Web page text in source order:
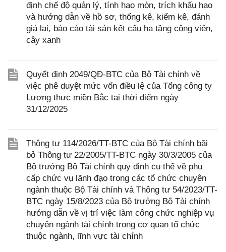
định chế độ quản lý, tính hao mòn, trích khấu hao
và hướng dẫn về hồ sơ, thống kê, kiểm kê, đánh
giá lại, báo cáo tài sản kết cấu hạ tầng công viên,
cây xanh
Quyết định 2049/QĐ-BTC của Bộ Tài chính về
việc phê duyệt mức vốn điều lệ của Tổng công ty
Lương thực miền Bắc tại thời điểm ngày
31/12/2025
Thông tư 114/2026/TT-BTC của Bộ Tài chính bãi
bỏ Thông tư 22/2005/TT-BTC ngày 30/3/2005 của
Bộ trưởng Bộ Tài chính quy định cụ thể về phụ
cấp chức vụ lãnh đạo trong các tổ chức chuyên
ngành thuộc Bộ Tài chính và Thông tư 54/2023/TT-
BTC ngày 15/8/2023 của Bộ trưởng Bộ Tài chính
hướng dẫn về vị trí việc làm công chức nghiệp vụ
chuyên ngành tài chính trong cơ quan tổ chức
thuộc ngành, lĩnh vực tài chính